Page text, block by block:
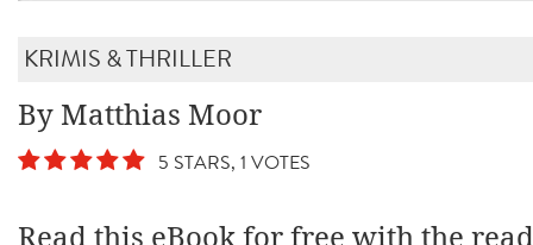
KRIMIS & THRILLER
By Matthias Moor
5 STARS, 1 VOTES